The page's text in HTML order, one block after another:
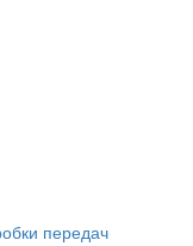
передач